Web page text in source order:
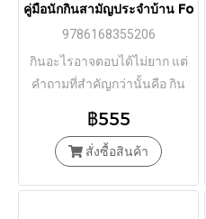
คู่มือนักกินสามัญประจำบ้าน
9786168355206
กินอะไรอาจตอบได้ไม่ยาก แต่
คำถามที่สำคัญกว่านั้นคือ กิน
฿555
สั่งซื้อสินค้า